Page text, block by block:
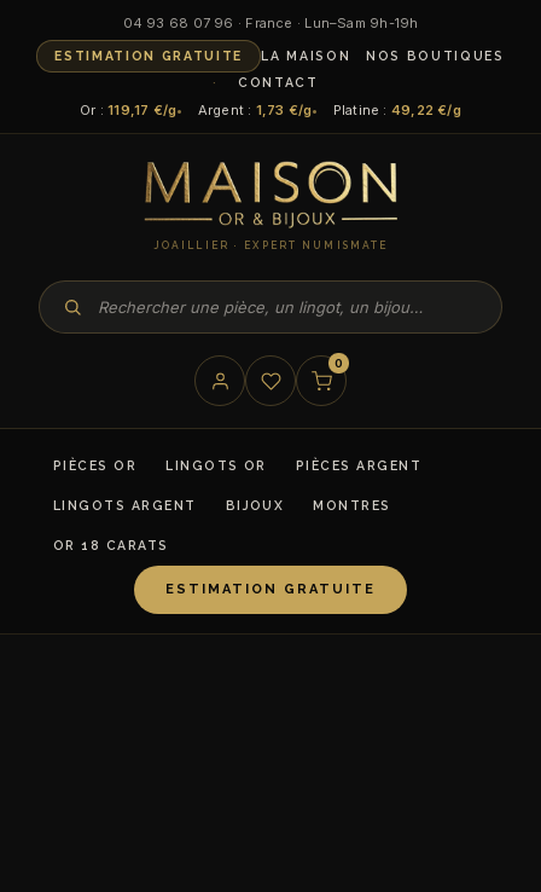
04 93 68 07 96 · France · Lun–Sam 9h-19h
ESTIMATION GRATUITE LA MAISON
NOS BOUTIQUES
CONTACT
Or :119,17 €/g Argent : 1,73 €/g Platine : 49,22 €/g
JOAILLIER · EXPERT NUMISMATE
0
PIÈCES OR LINGOTS OR PIÈCES ARGENT
LINGOTS ARGENT BIJOUX MONTRES
OR 18 CARATS
ESTIMATION GRATUITE